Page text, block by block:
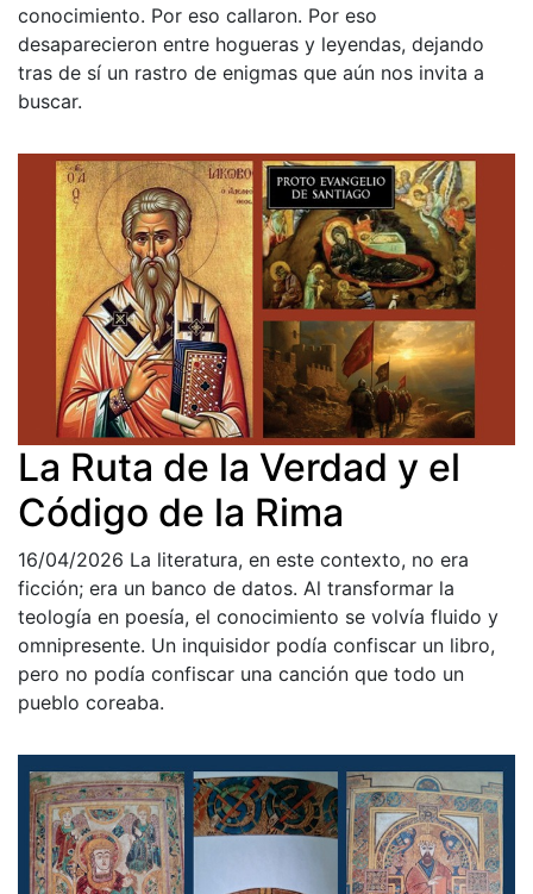
conocimiento. Por eso callaron. Por eso
desaparecieron entre hogueras y leyendas, dejando
tras de sí un rastro de enigmas que aún nos invita a
buscar.
La Ruta de la Verdad y el
Código de la Rima
16/04/2026 La literatura, en este contexto, no era
ficción; era un banco de datos. Al transformar la
teología en poesía, el conocimiento se volvía fluido y
omnipresente. Un inquisidor podía confiscar un libro,
pero no podía confiscar una canción que todo un
pueblo coreaba.